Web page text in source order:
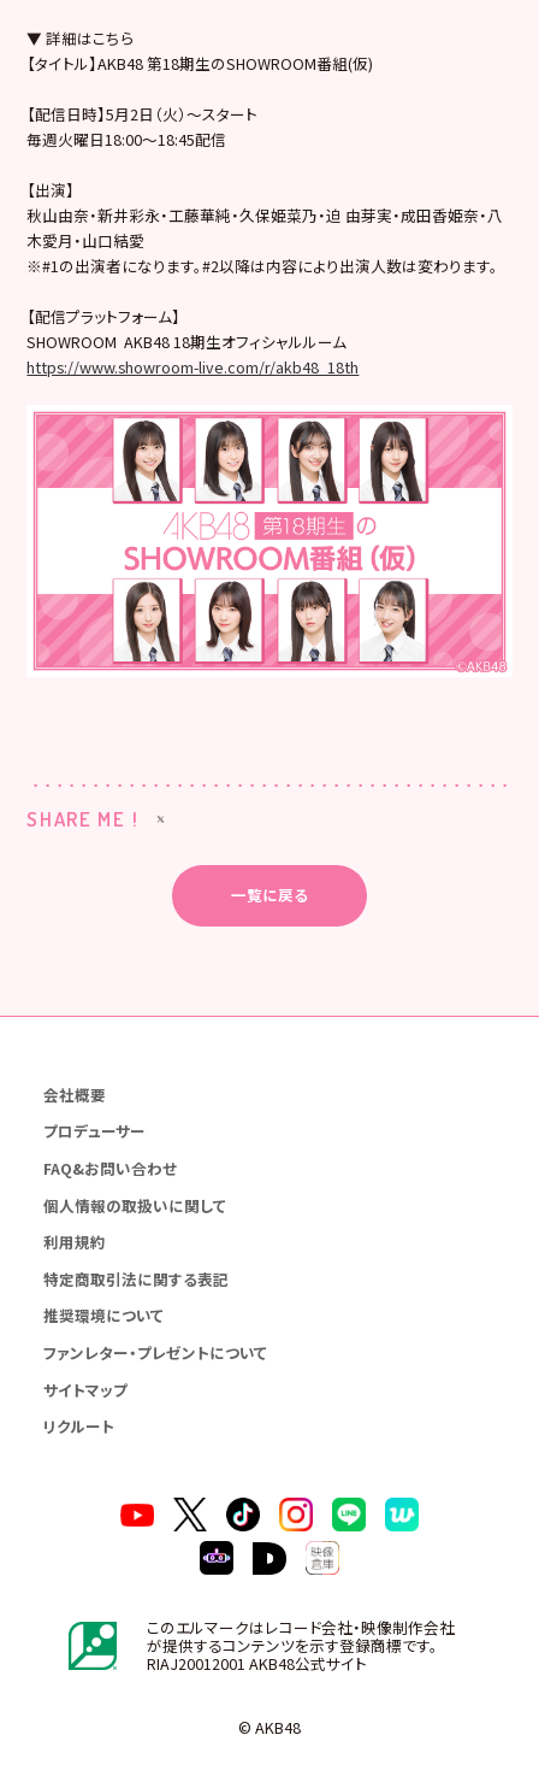
▼ 詳細はこちら
【タイトル】AKB48 第18期生のSHOWROOM番組(仮)
【配信日時】5月2日（火）～スタート
毎週火曜日18:00～18:45配信
【出演】
秋山由奈・新井彩永・工藤華純・久保姫菜乃・迫 由芽実・成田香姫奈・八
木愛月・山口結愛
※#1の出演者になります。#2以降は内容により出演人数は変わります。
【配信プラットフォーム】
SHOWROOM AKB48 18期生オフィシャルルーム
https://www.showroom-live.com/r/akb48_18th
SHARE ME !
一覧に戻る
会社概要
プロデューサー
FAQ&お問い合わせ
個人情報の取扱いに関して
利用規約
特定商取引法に関する表記
推奨環境について
ファンレター・プレゼントについて
サイトマップ
リクルート
このエルマークはレコード会社・映像制作会社
が提供するコンテンツを示す登録商標です。
RIAJ20012001 AKB48公式サイト
© AKB48